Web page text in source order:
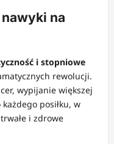
na
i stopniowe
rewolucji.
wypijanie większej
posiłku, w
i zdrowe